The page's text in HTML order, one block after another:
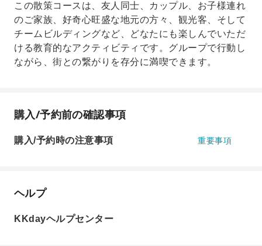
この散策コースは、友人同士、カップル、お子様連れ
のご家族、好奇心旺盛な地元の方々、観光客、そして
チームビルディングなど、どなたにも楽しんでいただ
ける教育的なアクティビティです。グループで行動し
ながら、街との繋がりを存分に満喫できます。
購入/予約前の確認事項
購入/予約時の注意事項 重要事項
ヘルプ
KKdayヘルプセンター